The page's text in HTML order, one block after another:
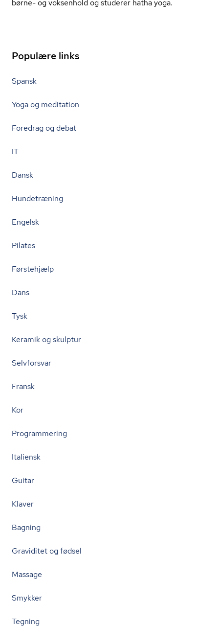
børne- og voksenhold og studerer hatha yoga.
Populære links
Spansk
Yoga og meditation
Foredrag og debat
IT
Dansk
Hundetræning
Engelsk
Pilates
Førstehjælp
Dans
Tysk
Keramik og skulptur
Selvforsvar
Fransk
Kor
Programmering
Italiensk
Guitar
Klaver
Bagning
Graviditet og fødsel
Massage
Smykker
Tegning